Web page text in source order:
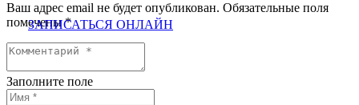
Ваш адрес email не будет опубликован. Обязательные поля
помечены*
Заполните поле
ЗАПИСАТЬСЯ ОНЛАЙН